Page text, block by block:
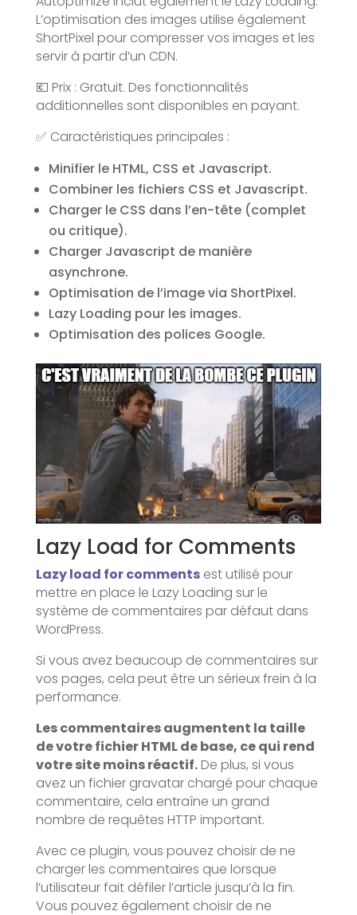
L’optimisation des images utilise également
ShortPixel pour compresser vos images et les
servir à partir d’un CDN.
💶 Prix : Gratuit. Des fonctionnalités
additionnelles sont disponibles en payant.
✅ Caractéristiques principales :
Minifier le HTML, CSS et Javascript.
Combiner les fichiers CSS et Javascript.
Charger le CSS dans l’en-tête (complet
ou critique).
Charger Javascript de manière
asynchrone.
Optimisation de l’image via ShortPixel.
Lazy Loading pour les images.
Optimisation des polices Google.
Lazy Load for Comments
Lazy load for commentsest utilisé pour
mettre en place le Lazy Loading sur le
système de commentaires par défaut dans
WordPress.
Si vous avez beaucoup de commentaires sur
vos pages, cela peut être un sérieux frein à la
performance.
Les commentaires augmentent la taille
de votre fichier HTML de base, ce qui rend
votre site moins réactif.De plus, si vous
avez un fichier gravatar chargé pour chaque
commentaire, cela entraîne un grand
nombre de requêtes HTTP important.
Avec ce plugin, vous pouvez choisir de ne
charger les commentaires que lorsque
l’utilisateur fait défiler l’article jusqu’à la fin.
Vous pouvez également choisir de ne